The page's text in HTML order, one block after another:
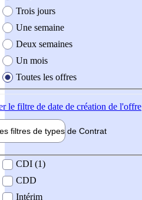
Trois jours
Une semaine
Deux semaines
Un mois
Toutes les offres
le filtre de date de création de l'offre
filtres de types de Contrat
contrat
CDI (1)
CDD
Intérim